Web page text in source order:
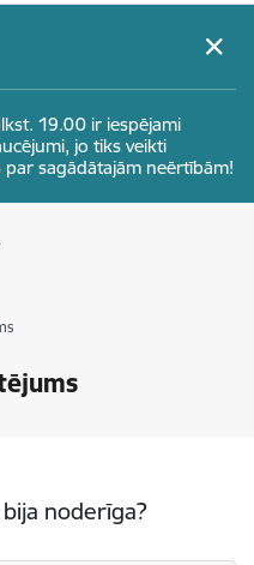
19.00 ir iespējami
jo tiks veikti
sagādātajām neērtībām!
noderīga?